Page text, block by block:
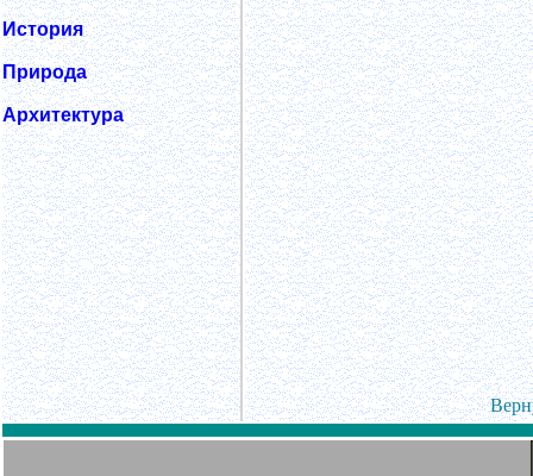
История
Природа
Архитектура